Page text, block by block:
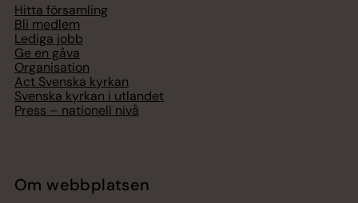
Hitta församling
Bli medlem
Lediga jobb
Ge en gåva
Organisation
Act Svenska kyrkan
Svenska kyrkan i utlandet
Press – nationell nivå
Om webbplatsen